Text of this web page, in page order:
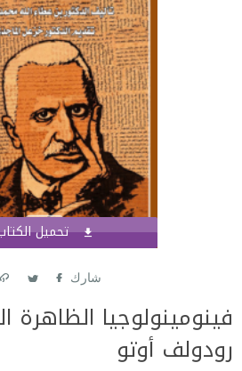
تحميل
شارك
فينومينولوجيا الظاهرة
رودولف أوتو